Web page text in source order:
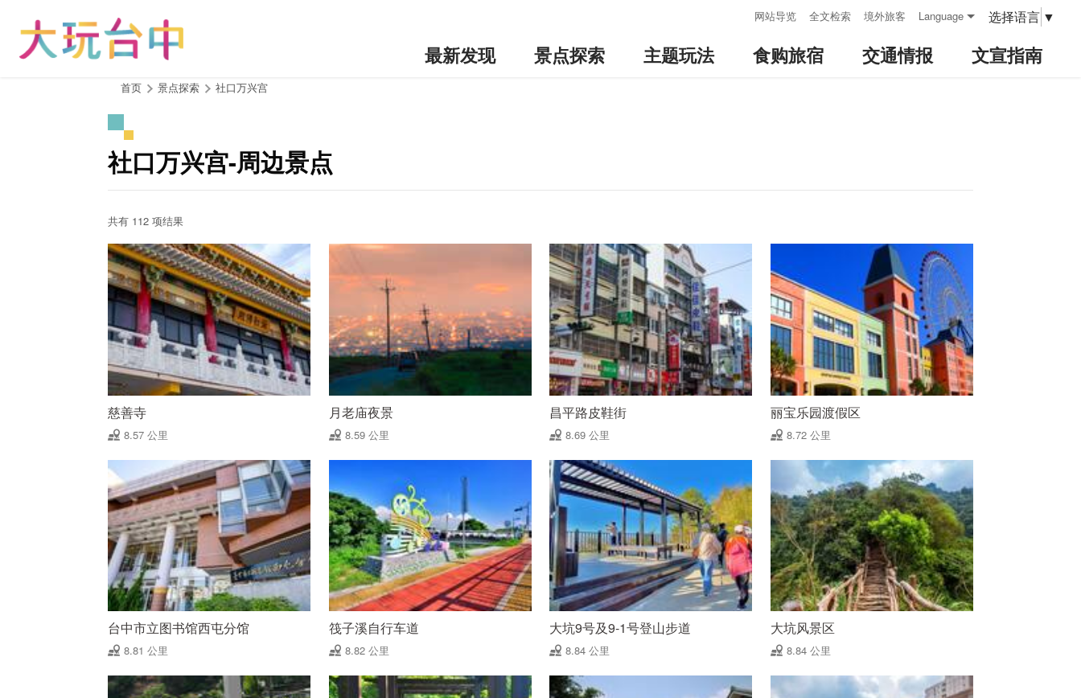
网站导览 全文检索 境外旅客 Language 选择语言 ▼
最新发现 景点探索 主题玩法 食购旅宿 交通情报 文宣指南
首页 景点探索 社口万兴宫
社口万兴宫-周边景点
共有 112 项结果
慈善寺
8.57 公里
月老庙夜景
8.59 公里
昌平路皮鞋街
8.69 公里
丽宝乐园渡假区
8.72 公里
台中市立图书馆西屯分馆
8.81 公里
筏子溪自行车道
8.82 公里
大坑9号及9-1号登山步道
8.84 公里
大坑风景区
8.84 公里